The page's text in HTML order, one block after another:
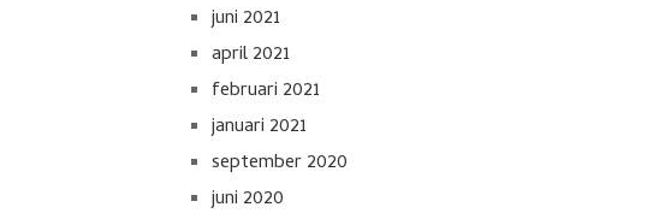
juni 2021
april 2021
februari 2021
januari 2021
september 2020
juni 2020